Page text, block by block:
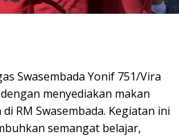
Swasembada Yonif 751/Vira
menyediakan makan
RM Swasembada. Kegiatan ini
semangat belajar,